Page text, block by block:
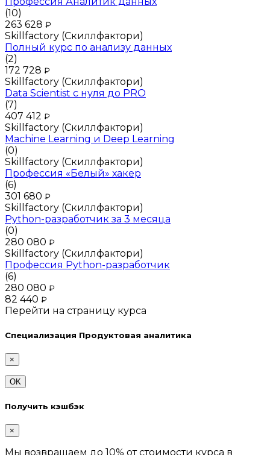
(10)
263 628 ₽
Skillfactory (Скиллфактори)
Полный курс по анализу данных
(2)
172 728 ₽
Skillfactory (Скиллфактори)
Data Scientist с нуля до PRO
(7)
407 412 ₽
Skillfactory (Скиллфактори)
Machine Learning и Deep Learning
(0)
Skillfactory (Скиллфактори)
Профессия «Белый» хакер
(6)
301 680 ₽
Skillfactory (Скиллфактори)
Python-разработчик за 3 месяца
(0)
280 080 ₽
Skillfactory (Скиллфактори)
Профессия Python-разработчик
(6)
280 080 ₽
82 440 ₽
Перейти на страницу курса
Специализация Продуктовая аналитика
×
OK
Получить кэшбэк
×
Мы возвращаем до 10% от стоимости курса в